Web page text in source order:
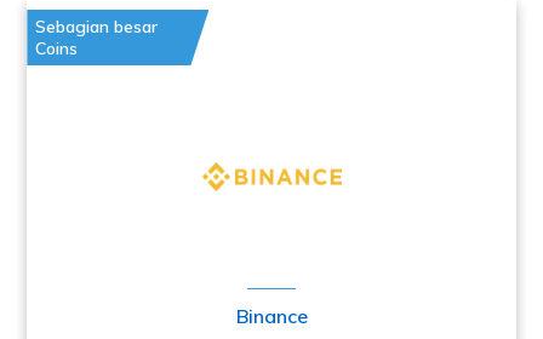
Sebagian besar
Coins
Binance